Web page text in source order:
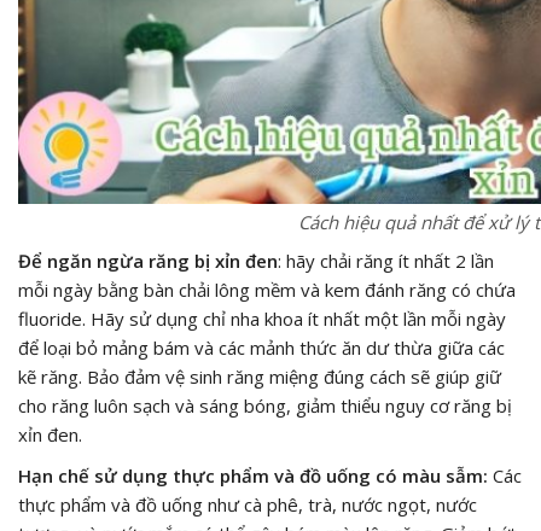
Cách hiệu quả nhất để xử lý
Để ngăn ngừa răng bị xỉn đen: hãy chải răng ít nhất 2 lần
mỗi ngày bằng bàn chải lông mềm và kem đánh răng có chứa
fluoride. Hãy sử dụng chỉ nha khoa ít nhất một lần mỗi ngày
để loại bỏ mảng bám và các mảnh thức ăn dư thừa giữa các
kẽ răng. Bảo đảm vệ sinh răng miệng đúng cách sẽ giúp giữ
cho răng luôn sạch và sáng bóng, giảm thiểu nguy cơ răng bị
xỉn đen.
Hạn chế sử dụng thực phẩm và đồ uống có màu sẫm: Các
thực phẩm và đồ uống như cà phê, trà, nước ngọt, nước